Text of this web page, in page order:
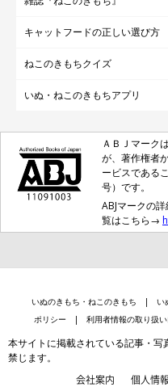
キャットフードの正しい選び方
ねこのきもちクイズ
いぬ・ねこのきもちアプリ
ＡＢＪマーク
が、著作権者
ービスである
号）です。
ABJマークの
覧はこちら→
いぬのきもち・ねこのきもち い
ポリシー
利用者情報の取り扱
本サイトに掲載されている記事・
禁じます。
会社案内 個人情